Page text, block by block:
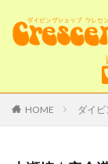
HOME ダイ